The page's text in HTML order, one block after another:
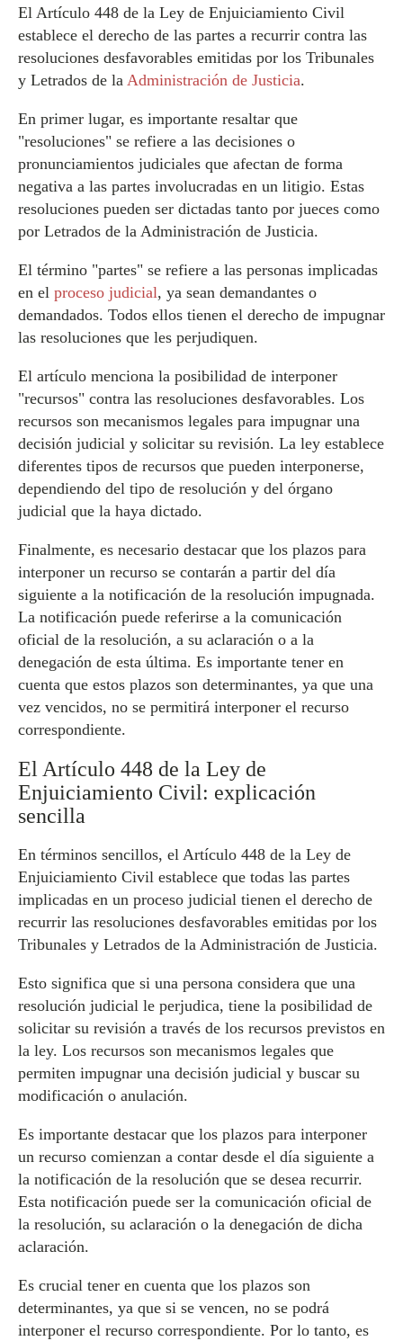
El Artículo 448 de la Ley de Enjuiciamiento Civil
establece el derecho de las partes a recurrir contra las
resoluciones desfavorables emitidas por los Tribunales
y Letrados de la Administración de Justicia.
En primer lugar, es importante resaltar que
"resoluciones" se refiere a las decisiones o
pronunciamientos judiciales que afectan de forma
negativa a las partes involucradas en un litigio. Estas
resoluciones pueden ser dictadas tanto por jueces como
por Letrados de la Administración de Justicia.
El término "partes" se refiere a las personas implicadas
en el proceso judicial, ya sean demandantes o
demandados. Todos ellos tienen el derecho de impugnar
las resoluciones que les perjudiquen.
El artículo menciona la posibilidad de interponer
"recursos" contra las resoluciones desfavorables. Los
recursos son mecanismos legales para impugnar una
decisión judicial y solicitar su revisión. La ley establece
diferentes tipos de recursos que pueden interponerse,
dependiendo del tipo de resolución y del órgano
judicial que la haya dictado.
Finalmente, es necesario destacar que los plazos para
interponer un recurso se contarán a partir del día
siguiente a la notificación de la resolución impugnada.
La notificación puede referirse a la comunicación
oficial de la resolución, a su aclaración o a la
denegación de esta última. Es importante tener en
cuenta que estos plazos son determinantes, ya que una
vez vencidos, no se permitirá interponer el recurso
correspondiente.
El Artículo 448 de la Ley de
Enjuiciamiento Civil: explicación
sencilla
En términos sencillos, el Artículo 448 de la Ley de
Enjuiciamiento Civil establece que todas las partes
implicadas en un proceso judicial tienen el derecho de
recurrir las resoluciones desfavorables emitidas por los
Tribunales y Letrados de la Administración de Justicia.
Esto significa que si una persona considera que una
resolución judicial le perjudica, tiene la posibilidad de
solicitar su revisión a través de los recursos previstos en
la ley. Los recursos son mecanismos legales que
permiten impugnar una decisión judicial y buscar su
modificación o anulación.
Es importante destacar que los plazos para interponer
un recurso comienzan a contar desde el día siguiente a
la notificación de la resolución que se desea recurrir.
Esta notificación puede ser la comunicación oficial de
la resolución, su aclaración o la denegación de dicha
aclaración.
Es crucial tener en cuenta que los plazos son
determinantes, ya que si se vencen, no se podrá
interponer el recurso correspondiente. Por lo tanto, es